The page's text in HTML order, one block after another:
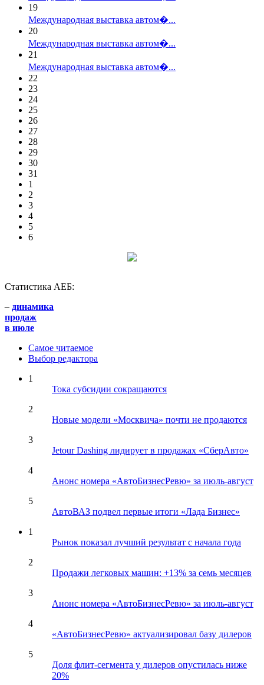
19
Международная выставка автом�...
20
Международная выставка автом�...
21
Международная выставка автом�...
22
23
24
25
26
27
28
29
30
31
1
2
3
4
5
6
Статистика АЕБ:
– динамика
продаж
в июле
Самое читаемое
Выбор редактора
1
Тока субсидии сокращаются
2
Новые модели «Москвича» почти не продаются
3
Jetour Dashing лидирует в продажах «СберАвто»
4
Анонс номера «АвтоБизнесРевю» за июль-август
5
АвтоВАЗ подвел первые итоги «Лада Бизнес»
1
Рынок показал лучший результат с начала года
2
Продажи легковых машин: +13% за семь месяцев
3
Анонс номера «АвтоБизнесРевю» за июль-август
4
«АвтоБизнесРевю» актуализировал базу дилеров
5
Доля флит-сегмента у дилеров опустилась ниже
20%